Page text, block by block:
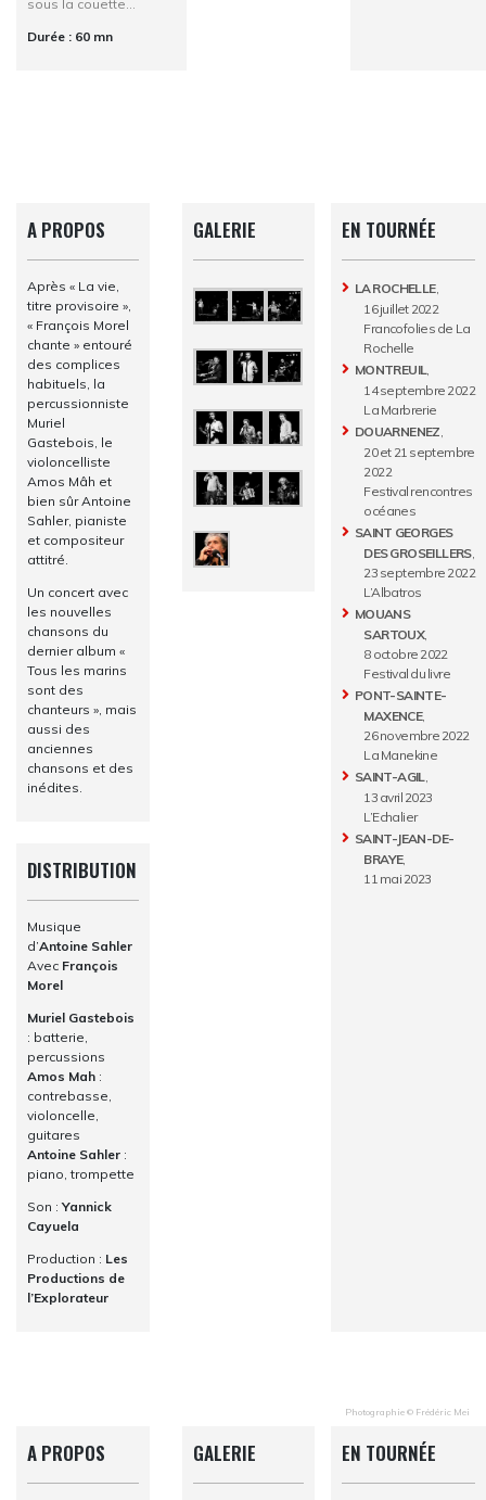
sous la couette…
Durée : 60 mn
A PROPOS
Après « La vie,
titre provisoire »,
« François Morel
chante » entouré
des complices
habituels, la
percussionniste
Muriel
Gastebois, le
violoncelliste
Amos Mâh et
bien sûr Antoine
Sahler, pianiste
et compositeur
attitré.
Un concert avec
les nouvelles
chansons du
dernier album «
Tous les marins
sont des
chanteurs », mais
aussi des
anciennes
chansons et des
inédites.
DISTRIBUTION
Musique
d’Antoine Sahler
Avec François
Morel
Muriel Gastebois
: batterie,
percussions
Amos Mah :
contrebasse,
violoncelle,
guitares
Antoine Sahler :
piano, trompette
Son :Yannick
Cayuela
Production : Les
Productions de
l’Explorateur
GALERIE EN TOURNÉE
LA ROCHELLE,
16 juillet 2022
Francofolies de La
Rochelle
MONTREUIL,
14 septembre 2022
La Marbrerie
DOUARNENEZ,
20 et 21 septembre
2022
Festival rencontres
océanes
SAINT GEORGES
DES GROSEILLERS,
23 septembre 2022
L’Albatros
MOUANS
SARTOUX,
8 octobre 2022
Festival du livre
PONT-SAINTE-
MAXENCE,
26 novembre 2022
La Manekine
SAINT-AGIL,
13 avril 2023
L’Echalier
SAINT-JEAN-DE-
BRAYE,
11 mai 2023
Photographie © Frédéric Mei
A PROPOS GALERIE EN TOURNÉE